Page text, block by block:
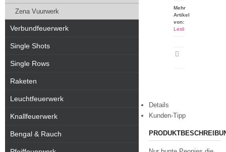
Mehr
Artikel
von:
Lesli
Details
Kunden-Tipp
Zena Vuurwerk
Verbundfeuerwerk
Single Shots
Single Rows
Raketen
Leuchtfeuerwerk
Knallfeuerwerk
Bengal & Rauch